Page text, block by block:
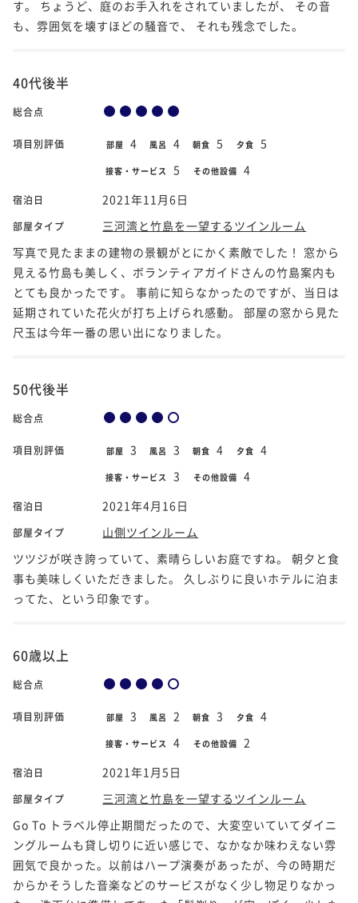
す。 ちょうど、庭のお手入れをされていましたが、 その音
も、雰囲気を壊すほどの騒音で、 それも残念でした。
40代後半
総合点
項目別評価 部屋 4 風呂 4 朝食 5 夕食 5
接客・サービス 5 その他設備 4
宿泊日 2021年11月6日
部屋タイプ
三河湾と竹島を一望するツインルーム
写真で見たままの建物の景観がとにかく素敵でした！ 窓から
見える竹島も美しく、ボランティアガイドさんの竹島案内も
とても良かったです。 事前に知らなかったのですが、当日は
延期されていた花火が打ち上げられ感動。 部屋の窓から見た
尺玉は今年一番の思い出になりました。
50代後半
総合点
項目別評価 部屋 3 風呂 3 朝食 4 夕食 4
接客・サービス 3 その他設備 4
宿泊日 2021年4月16日
部屋タイプ
山側ツインルーム
ツツジが咲き誇っていて、素晴らしいお庭ですね。 朝夕と食
事も美味しくいただきました。 久しぶりに良いホテルに泊ま
ってた、という印象です。
60歳以上
総合点
項目別評価 部屋 3 風呂 2 朝食 3 夕食 4
接客・サービス 4 その他設備 2
宿泊日 2021年1月5日
部屋タイプ
三河湾と竹島を一望するツインルーム
Go To トラベル停止期間だったので、大変空いていてダイニ
ングルームも貸し切りに近い感じで、なかなか味わえない雰
囲気で良かった。以前はハープ演奏があったが、今の時期だ
からかそうした音楽などのサービスがなく少し物足りなかっ